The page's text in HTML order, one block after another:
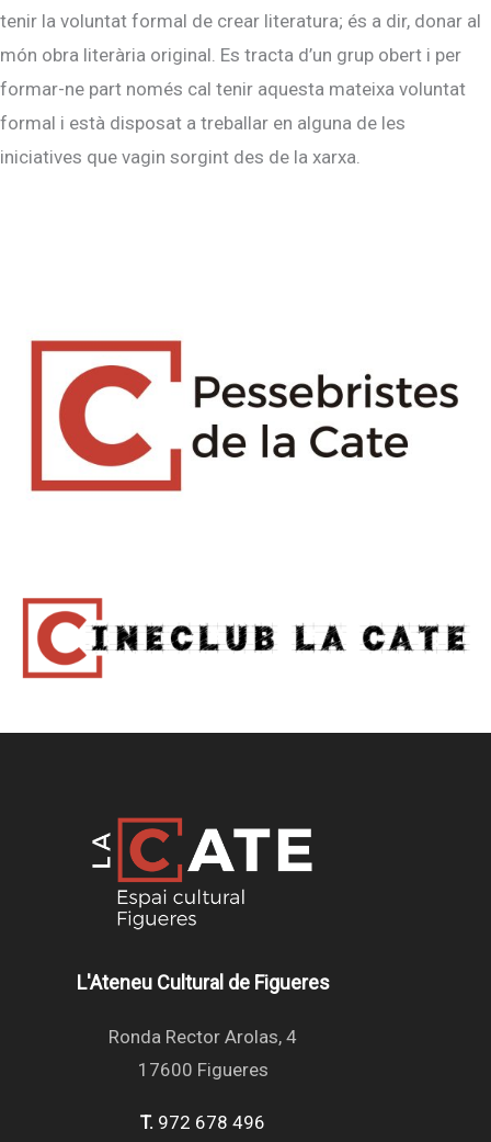
tenir la voluntat formal de crear literatura; és a dir, donar al
món obra literària original. Es tracta d’un grup obert i per
formar-ne part només cal tenir aquesta mateixa voluntat
formal i està disposat a treballar en alguna de les
iniciatives que vagin sorgint des de la xarxa.
L'Ateneu Cultural de Figueres
Ronda Rector Arolas, 4
17600 Figueres
T. 972 678 496